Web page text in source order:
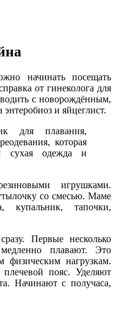
начинать посещать
от гинеколога для
с новорождённым,
и яйцеглист.
для плавания,
которая
сухая одежда и
игрушками.
со смесью. Маме
купальник, тапочки,
Первые несколько
плавают. Это
физическим нагрузкам.
пояс. Уделяют
Начинают с получаса,